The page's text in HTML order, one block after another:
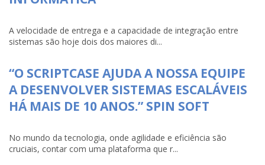
A velocidade de entrega e a capacidade de integração entre
sistemas são hoje dois dos maiores di...
“O SCRIPTCASE AJUDA A NOSSA EQUIPE
A DESENVOLVER SISTEMAS ESCALÁVEIS
HÁ MAIS DE 10 ANOS.” SPIN SOFT
No mundo da tecnologia, onde agilidade e eficiência são
cruciais, contar com uma plataforma que r...